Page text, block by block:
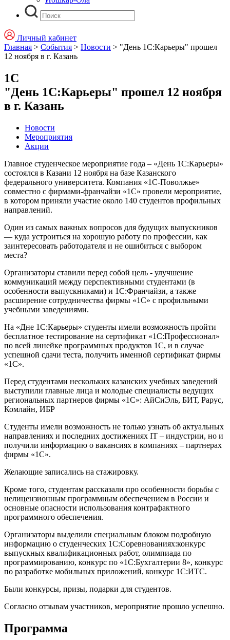
Личный кабинет
Главная > События > Новости > "День 1С:Карьеры" прошел
12 ноября в г. Казань
1С
"День 1С:Карьеры" прошел 12 ноября
в г. Казань
Новости
Мероприятия
Акции
Главное студенческое мероприятие года – «День 1С:Карьеры»
состоялся в Казани 12 ноября на базе Казанского
федерального университета. Компания «1С-Поволжье»
совместно с фирмами-франчайзи «1С» провели мероприятие,
в котором приняли участие около 140 студентов профильных
направлений.
Один из самых важных вопросов для будущих выпускников
— куда устроиться на хорошую работу по профессии, как
заинтересовать работодателя и не ошибиться с выбором
места?
Организаторы ставили перед собой цель - улучшение
коммуникаций между перспективными студентами (в
особенности выпускниками) и 1С:Франчайзи, а также
расширение сотрудничества фирмы «1С» с профильными
учебными заведениями.
На «Дне 1С:Карьеры» студенты имели возможность пройти
бесплатное тестирование на сертификат «1С:Профессионал»
по всей линейке программных продуктов 1С, и в случае
успешной сдачи теста, получить именной сертификат фирмы
«1С».
Перед студентами нескольких казанских учебных заведений
выступили главные лица и молодые специалисты ведущих
региональных партнеров фирмы «1С»: АйСиЭль, БИТ, Рарус,
Комлайн, ИБР
Студенты имели возможность не только узнать об актуальных
направлениях и последних достижениях IT – индустрии, но и
получили информацию о вакансиях в компаниях – партнерах
фирмы «1С».
Желающие записались на стажировку.
Кроме того, студентам рассказали про особенности борьбы с
нелицензионным программным обеспечением в России и
основные опасности использования контрафактного
программного обеспечения.
Организаторы выделили специальным блоком подробную
информацию о студенческих 1С:Соревнованиях:конкурс
выпускных квалификационных работ, олимпиада по
программированию, конкурс по «1С:Бухгалтерии 8», конкурс
по разработке мобильных приложений, конкурс 1С:ИТС.
Были конкурсы, призы, подарки для студентов.
Согласно отзывам участников, мероприятие прошло успешно.
Программа